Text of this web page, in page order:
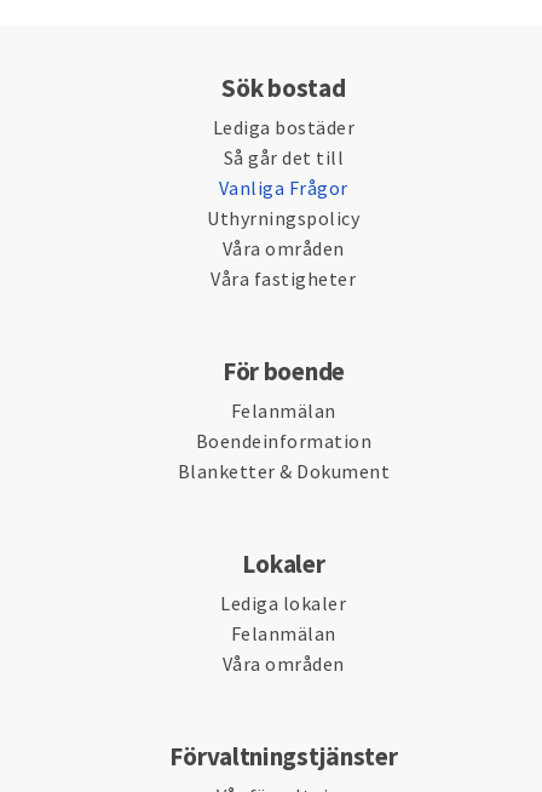
Sök bostad
Lediga bostäder
Så går det till
Vanliga Frågor
Uthyrningspolicy
Våra områden
Våra fastigheter
För boende
Felanmälan
Boendeinformation
Blanketter & Dokument
Lokaler
Lediga lokaler
Felanmälan
Våra områden
Förvaltningstjänster